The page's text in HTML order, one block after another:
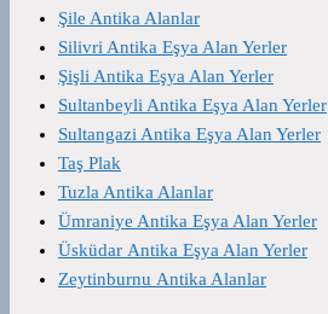
Şile Antika Alanlar
Silivri Antika Eşya Alan Yerler
Şişli Antika Eşya Alan Yerler
Sultanbeyli Antika Eşya Alan Yerler
Sultangazi Antika Eşya Alan Yerler
Taş Plak
Tuzla Antika Alanlar
Ümraniye Antika Eşya Alan Yerler
Üsküdar Antika Eşya Alan Yerler
Zeytinburnu Antika Alanlar